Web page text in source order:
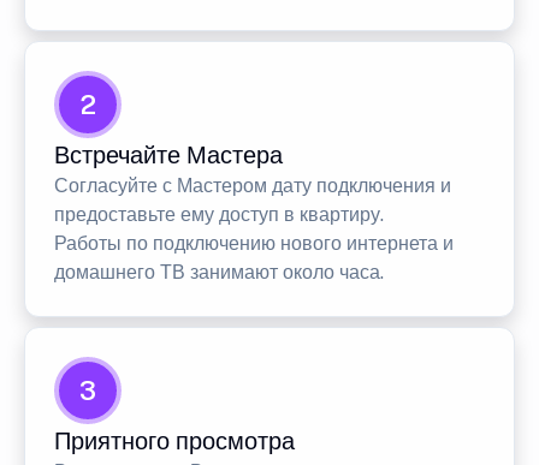
2
Встречайте Мастера
Согласуйте с Мастером дату подключения и
предоставьте ему доступ в квартиру.
Работы по подключению нового интернета и
домашнего ТВ занимают около часа.
3
Приятного просмотра